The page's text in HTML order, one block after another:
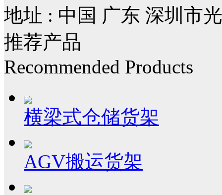
地址 : 中国 广东 深圳市
推荐产品
Recommended Products
横梁式仓储货架
AGV搬运货架